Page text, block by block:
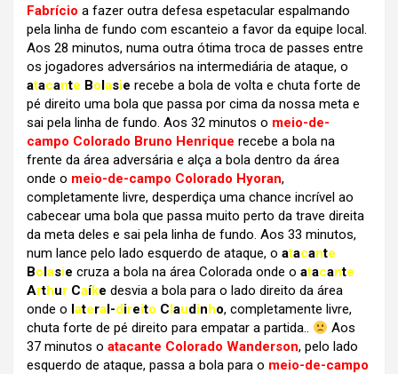
Fabrício a fazer outra defesa espetacular espalmando
pela linha de fundo com escanteio a favor da equipe local.
Aos 28 minutos, numa outra ótima troca de passes entre
os jogadores adversários na intermediária de ataque, o
atacante Bolasie recebe a bola de volta e chuta forte de
pé direito uma bola que passa por cima da nossa meta e
sai pela linha de fundo. Aos 32 minutos o meio-de-
campo Colorado Bruno Henrique recebe a bola na
frente da área adversária e alça a bola dentro da área
onde o meio-de-campo Colorado Hyoran,
completamente livre, desperdiça uma chance incrível ao
cabecear uma bola que passa muito perto da trave direita
da meta deles e sai pela linha de fundo. Aos 33 minutos,
num lance pelo lado esquerdo de ataque, o atacante
Bolasie cruza a bola na área Colorada onde o atacante
Arthur Caíke desvia a bola para o lado direito da área
onde o lateral-direito Claudinho, completamente livre,
chuta forte de pé direito para empatar a partida..
Aos
37 minutos o atacante Colorado Wanderson, pelo lado
esquerdo de ataque, passa a bola para o meio-de-campo